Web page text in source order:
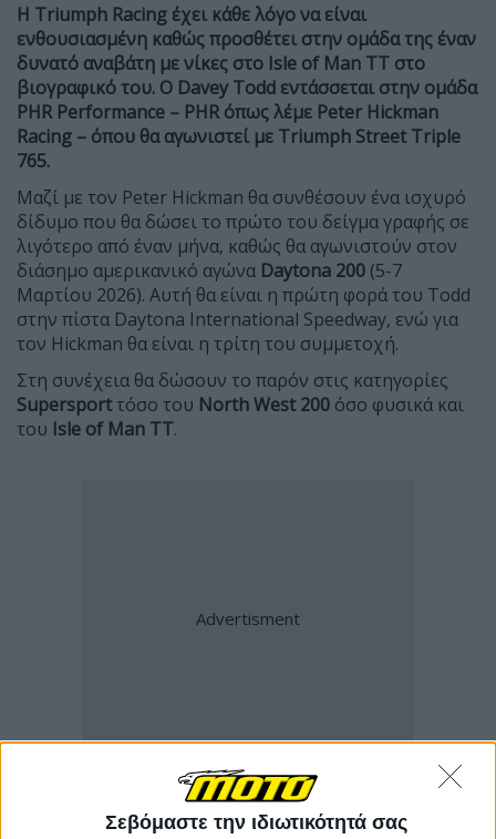
Σεβόμαστε την ιδιωτικότητά σας
H Triumph Racing έχει κάθε λόγο να είναι
ενθουσιασμένη καθώς προσθέτει στην ομάδα της έναν
δυνατό αναβάτη με νίκες στο Isle of Man TT στο
βιογραφικό του. Ο Davey Todd εντάσσεται στην ομάδα
PHR Performance – PHR όπως λέμε Peter Hickman
Racing – όπου θα αγωνιστεί με Triumph Street Triple
765.
Μαζί με τον Peter Hickman θα συνθέσουν ένα ισχυρό
δίδυμο που θα δώσει το πρώτο του δείγμα γραφής σε
λιγότερο από έναν μήνα, καθώς θα αγωνιστούν στον
διάσημο αμερικανικό αγώνα Daytona 200 (5-7
Μαρτίου 2026). Αυτή θα είναι η πρώτη φορά του Todd
στην πίστα Daytona International Speedway, ενώ για
τον Hickman θα είναι η τρίτη του συμμετοχή.
Στη συνέχεια θα δώσουν το παρόν στις κατηγορίες
Supersportτόσο του NorthWest200 όσο φυσικά και
του Isle of Man TT.